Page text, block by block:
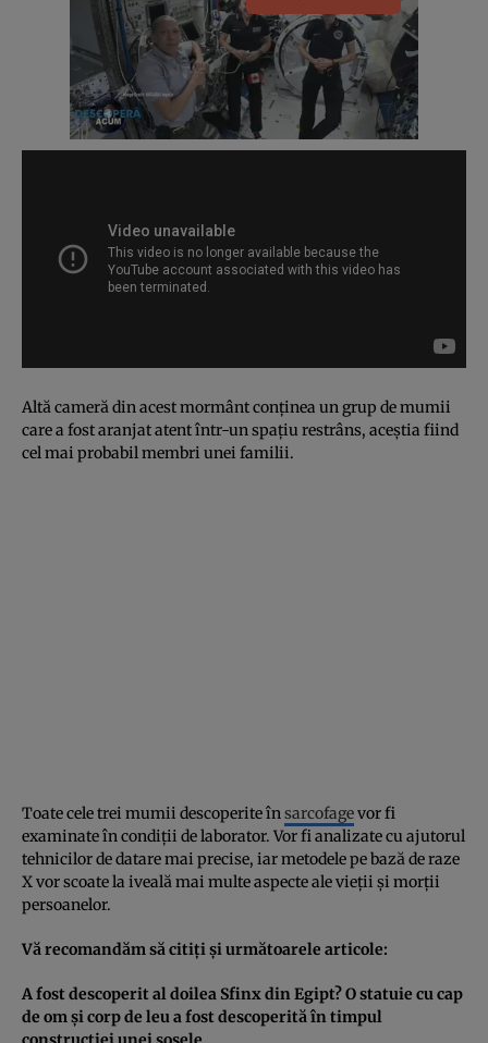
Altă cameră din acest mormânt conţinea un grup de mumii
care a fost aranjat atent într-un spaţiu restrâns, aceştia fiind
cel mai probabil membri unei familii.
Toate cele trei mumii descoperite însarcofagevor fi
examinate în condiţii de laborator. Vor fi analizate cu ajutorul
tehnicilor de datare mai precise, iar metodele pe bază de raze
X vor scoate la iveală mai multe aspecte ale vieţii şi morţii
persoanelor.
Vă recomandăm să citiţi şi următoarele articole:
A fost descoperit al doilea Sfinx din Egipt? O statuie cu cap
de om şi corp de leu a fost descoperită în timpul